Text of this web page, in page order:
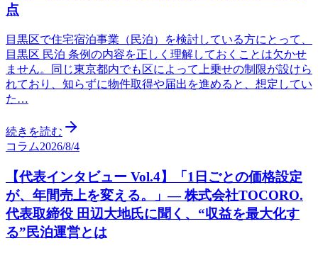
点
目黒区で住宅宿泊事業（民泊）を検討している方にとって、
目黒区 民泊 条例の内容を正しく理解しておくことは欠かせ
ません。同じ東京都内でも区によって上乗せの制限が設けら
れており、知らずに物件取得や届出を進めると、想定してい
た…
続きを読む
コラム2026/8/4
【代表インタビュー Vol.4】「1日ごとの価格設定
が、年間売上を変える。」— 株式会社TOCORO.
代表取締役 田辺大地氏に聞く、“収益を最大化す
る”民泊運営とは